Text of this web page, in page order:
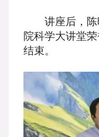
讲座后，
院科学大讲堂
结束。